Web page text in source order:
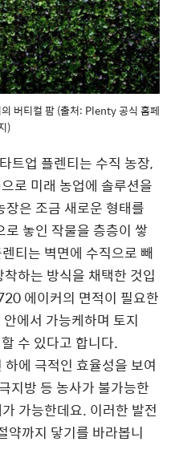
버티컬 팜 (출처: Plenty 공식 홈페
)
트업 플렌티는 수직 농장,
로 미래 농업에 솔루션을
은 조금 새로운 형태를
놓인 작물을 층층이 쌓
티는 벽면에 수직으로 빼
하는 방식을 채택한 것입
에이커의 면적이 필요한
에서 가능케하며 토지
수 있다고 합니다.
에 극적인 효율성을 보여
지방 등 농사가 불가능한
가능한데요. 이러한 발전
약까지 닿기를 바라봅니